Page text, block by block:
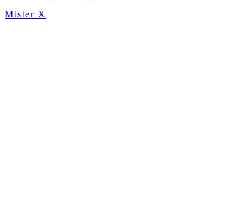
Mister X